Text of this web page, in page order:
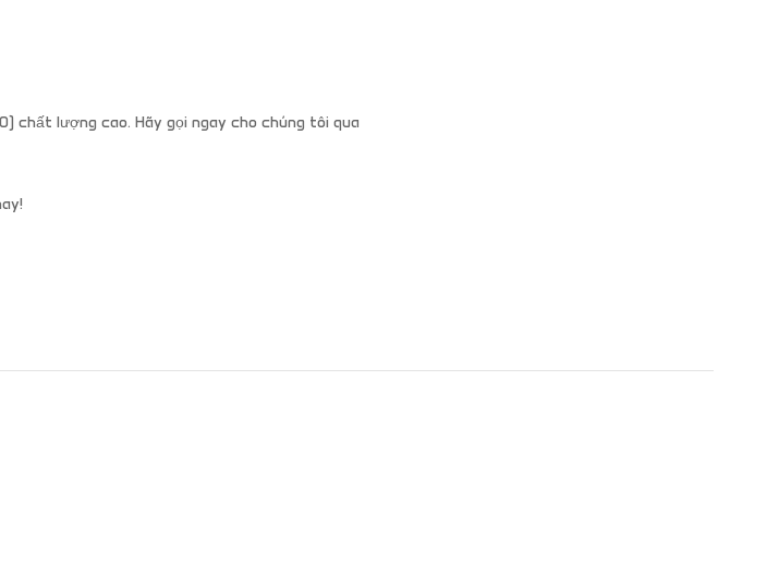
chất lượng cao. Hãy gọi ngay cho chúng tôi qua